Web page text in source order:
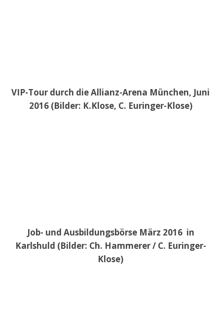
VIP-Tour durch die Allianz-Arena München, Juni
2016 (Bilder: K.Klose, C. Euringer-Klose)
Job- und Ausbildungsbörse März 2016 in
Karlshuld (Bilder: Ch. Hammerer / C. Euringer-
Klose)